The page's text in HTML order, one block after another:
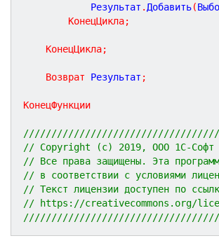
			Результат
. Добавить(
КонецЦикла;
КонецЦикла;
Возврат Результат ;
КонецФункции
// Copyright (c) 2019, ООО 1С-Софт
// Все права защищены. Эта
// в соответствии с условиями
// Текст лицензии доступен по
// https://creativecommons.org/